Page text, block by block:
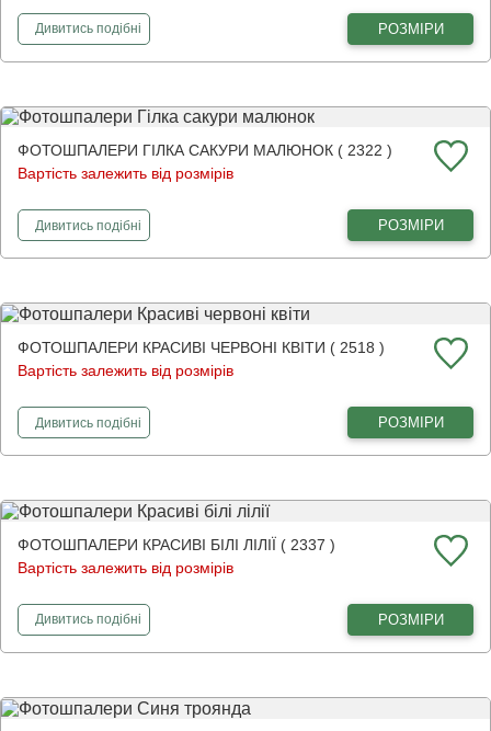
Дивитисьфотошпалери
подібні РОЗМІРИ
ФОТОШПАЛЕРИ ГІЛКА САКУРИ МАЛЮНОК ( 2322 )
Вартість залежить від розмірів
Дивитисьфотошпалери
подібні РОЗМІРИ
ФОТОШПАЛЕРИ КРАСИВІ ЧЕРВОНІ КВІТИ ( 2518 )
Вартість залежить від розмірів
Дивитисьфотошпалери
подібні РОЗМІРИ
ФОТОШПАЛЕРИ КРАСИВІ БІЛІ ЛІЛІЇ ( 2337 )
Вартість залежить від розмірів
Дивитисьфотошпалери
подібні РОЗМІРИ